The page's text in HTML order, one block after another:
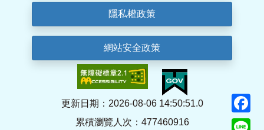
隱私權政策
網站安全政策
更新日期：2026-08-06 14:50:51.0
累積瀏覽人次：477460916